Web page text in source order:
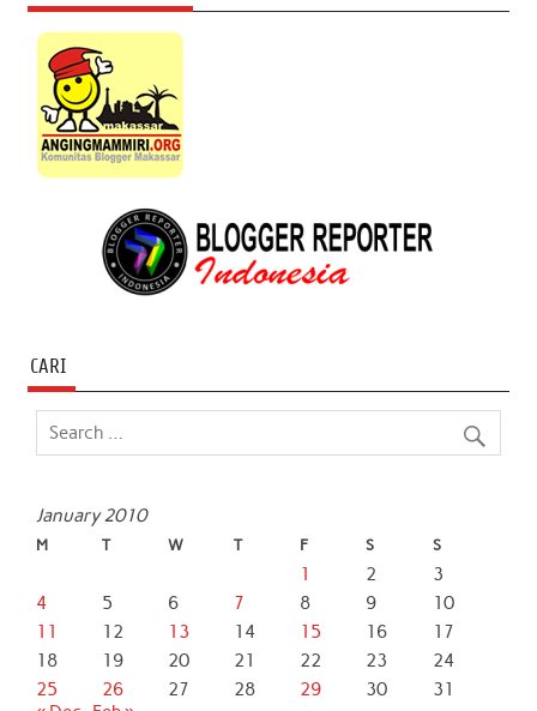
CARI
January 2010
M T W T F S S
1 2
3
4
5 6 7 8 9
10
11
12 13 14 15 16
17
18
19 20 21 22 23
24
25
26 27 28 29 30
31